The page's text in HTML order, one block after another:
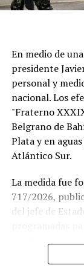
Si se concreta,
fútbol
En medio de
presidente
personal y
nacional. Los
"Fraterno
Belgrano de
Plata y en
Atlántico Sur.
La medida fue
717/2026,
del jefe de